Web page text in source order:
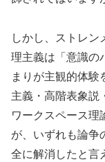
しかし、ストレン
理主義は「意識の
まりが主観的体
主義・高階表象説
ワークスペース理
が、いずれも論争
全に解消したと言